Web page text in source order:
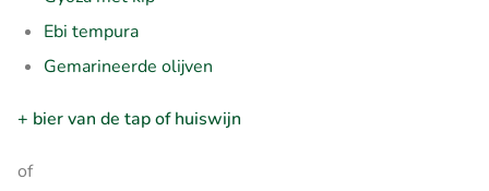
Ebi tempura
Gemarineerde olijven
+ bier van de tap of huiswijn
of